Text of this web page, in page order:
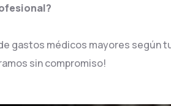
gastos médicos mayores según
sin compromiso!